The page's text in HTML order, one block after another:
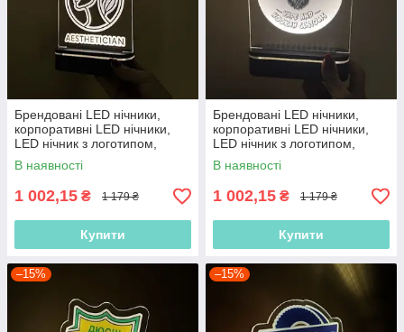
Брендовані LED нічники,
корпоративні LED нічники,
LED нічник з логотипом,
нічник з акумулятором
В наявності
1 002,15 ₴ 1 179 ₴
Купити
Брендовані LED нічники,
корпоративні LED нічники,
LED нічник з логотипом,
нічник з акумулятором
В наявності
1 002,15 ₴ 1 179 ₴
Купити
–15% –15%